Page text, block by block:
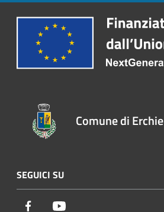
Comune di Erchie
SEGUICI SU
Facebook